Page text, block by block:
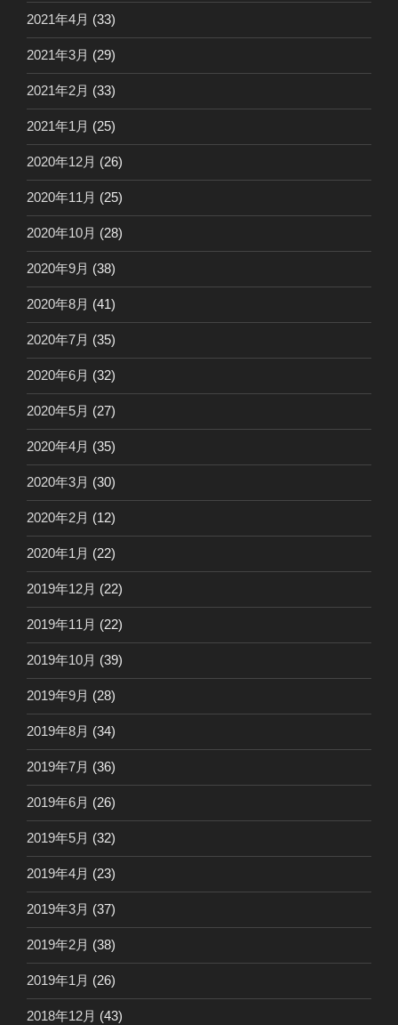
2021年4月 (33)
2021年3月 (29)
2021年2月 (33)
2021年1月 (25)
2020年12月 (26)
2020年11月 (25)
2020年10月 (28)
2020年9月 (38)
2020年8月 (41)
2020年7月 (35)
2020年6月 (32)
2020年5月 (27)
2020年4月 (35)
2020年3月 (30)
2020年2月 (12)
2020年1月 (22)
2019年12月 (22)
2019年11月 (22)
2019年10月 (39)
2019年9月 (28)
2019年8月 (34)
2019年7月 (36)
2019年6月 (26)
2019年5月 (32)
2019年4月 (23)
2019年3月 (37)
2019年2月 (38)
2019年1月 (26)
2018年12月 (43)